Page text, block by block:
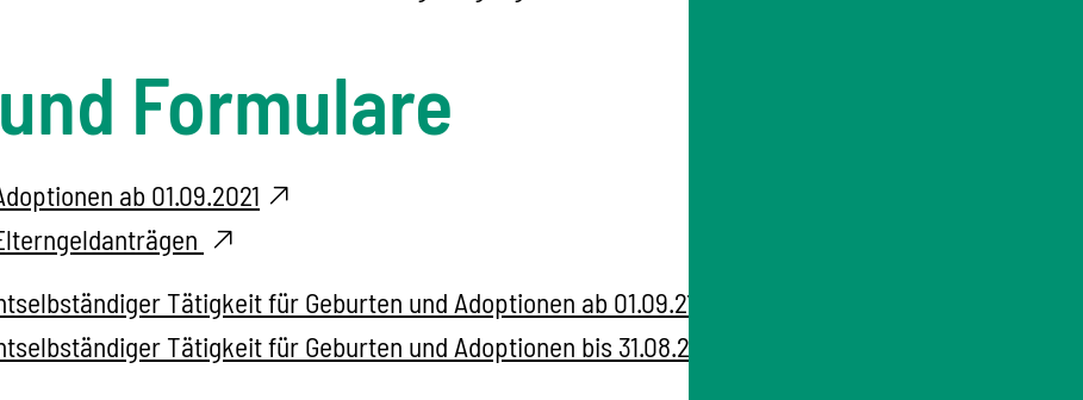
Formulare
ab 01.09.2021
Tätigkeit für Geburten und Adoptionen ab 01.09.21 (PDF)
Tätigkeit für Geburten und Adoptionen bis 31.08.21 (PDF)